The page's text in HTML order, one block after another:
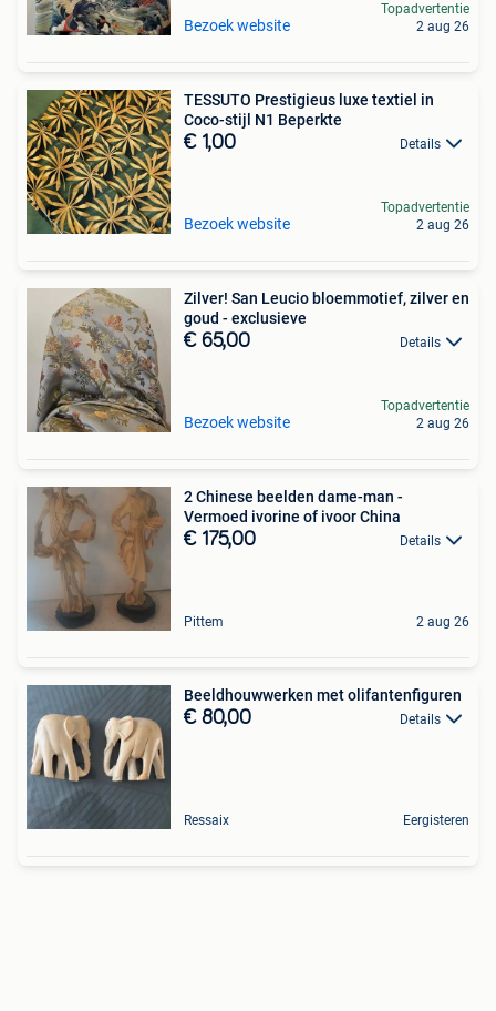
Bezoek website
Topadvertentie
2 aug 26
TESSUTO Prestigieus luxe textiel in
Coco-stijl N1 Beperkte
€ 1,00 Details
Bezoek website
Topadvertentie
2 aug 26
Zilver! San Leucio bloemmotief, zilver en
goud - exclusieve
€ 65,00 Details
Bezoek website
Topadvertentie
2 aug 26
2 Chinese beelden dame-man -
Vermoed ivorine of ivoor China
€ 175,00 Details
Pittem 2 aug 26
Beeldhouwwerken met olifantenfiguren
€ 80,00 Details
Ressaix Eergisteren